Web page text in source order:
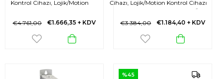
Kontrol Cihazı, Lojik/Motion
M262,Tm262M..., 3Ns/İnst 8 Ax.
€1.666,35 + KDV
€4.761,00
Cihazı, Lojik/Motion Kontrol Cihazı
Modicon M262,Tm262M..., 5Ns/İnst
4 Ax. Eth. Sercos 3
€1.184,40 + KDV
€3.384,00
%45